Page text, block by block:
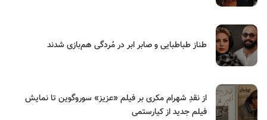
طناز طباطبایی و صابر ابر در مُردگی هم‌بازی شدند
از نقدِ شهرام مکری بر فیلم «عزیز» سوروگوین تا نمایش
فیلم جدید از کیارستمی